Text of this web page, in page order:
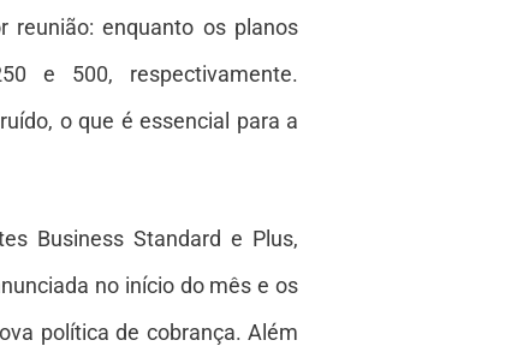
reunião: enquanto os planos
e 500, respectivamente.
o que é essencial para a
Business Standard e Plus,
no início do mês e os
política de cobrança. Além